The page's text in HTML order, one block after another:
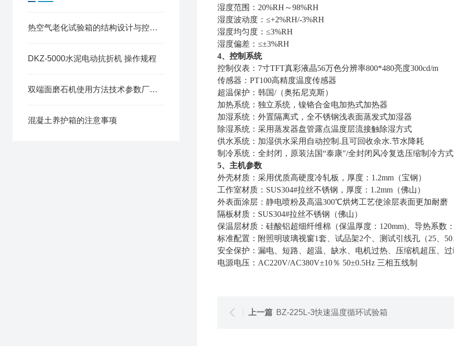
热空气老化试验箱的结构设计与控制系统说明
DKZ-5000水泥电动抗折机 操作规程
双端面磨石机使用方法技术参数厂家型号价格
混凝土养护箱的注意事项
湿度范围：20%RH～98%RH
湿度波动度：≤+2%RH/-3%RH
湿度均匀度：≤3%RH
湿度偏差：≤±3%RH
4、控制系统
控制仪表：7寸TFT真彩液晶56万色分辨率800*480亮度300cd/m
传感器：PT100高精度温度传感器
超温保护：韩国/（奥拓尼克斯）
加热系统：独立系统，镍铬合金电加热式加热器
加湿系统：外置隔离式，全不锈钢浅表面蒸发式加湿器
除湿系统：采用蒸发器盘管露点温度层流接触除湿方式
供水系统：加湿供水采用自动控制.且可回收余水.节水降耗
制冷系统：全封闭，原装法国“泰康"/全封闭风冷复迭压缩制冷方式
5、主机参数
外壳材质：采用优质高硬度冷轧板，厚度：1.2mm（宝钢）
工作室材质：SUS304#拉丝不锈钢，厚度：1.2mm（佛山）
外表面涂层：静电喷粉及高温300℃烘烤工艺使涂层表面更加耐磨
隔板材质：SUS304#拉丝不锈钢（佛山）
保温层材质：硅酸铝超细纤维棉（保温厚度：120mm)、导热系数
标准配置：附照明玻璃视窗1套、试品架2个、测试引线孔（25、50
安全保护：漏电、短路、超温、缺水、电机过热、压缩机超压、
电源电压：AC220V/AC380V±10％ 50±0.5Hz 三相五线制
上一篇 BZ-225L-3快速温度循环试验箱